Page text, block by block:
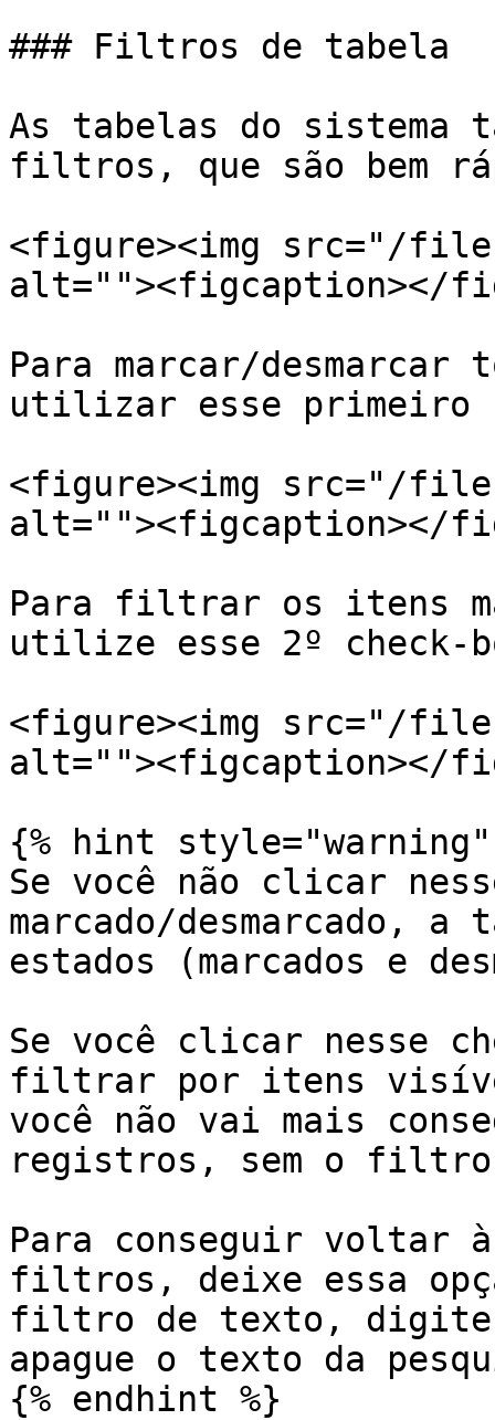
### Filtros de tabela
As tabelas do sistema
filtros, que são bem
<figure><img src="/files/
alt=""><figcaption></
Para marcar/
utilizar esse primeiro
<figure><img src="/files/
alt=""><figcaption></
Para filtrar os itens
utilize esse 2º check-
<figure><img src="/
alt=""><figcaption></
{% hint style="warning"
Se você não clicar
marcado/desmarcado,
estados (marcados e
Se você clicar nesse
filtrar por itens
você não vai mais
registros, sem o
Para conseguir voltar
filtros, deixe essa
filtro de texto, digite
apague o texto da
{% endhint %}